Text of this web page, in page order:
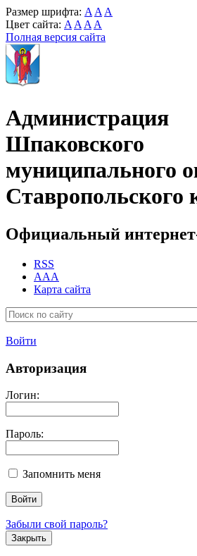
Размер шрифта: A A A
Цвет сайта: A A A A
Полная версия сайта
Администрация
Шпаковского
муниципального
Ставропольского
Официальный
RSS
AAA
Карта сайта
Войти
Авторизация
Логин:
Пароль:
Запомнить меня
Забыли свой пароль?
Закрыть